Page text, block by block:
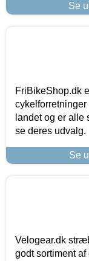
Se
FriBikeShop.dk
landet og er alle
se deres udvalg.
Se
Velogear.dk
godt sortiment